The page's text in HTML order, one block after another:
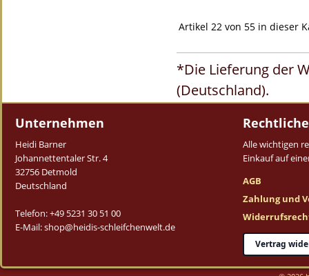
Artikel 22 von 55 in dieser
*Die Lieferung der
(Deutschland).
Unternehmen
Heidi Barner
Johannettentaler Str. 4
32756 Detmold
Deutschland
Telefon: +49 5231 30 51 00
E-Mail: shop@heidis-schleifchenwelt.de
Alle wichtigen
Einkauf auf
AGB
Zahlung und
Vertrag